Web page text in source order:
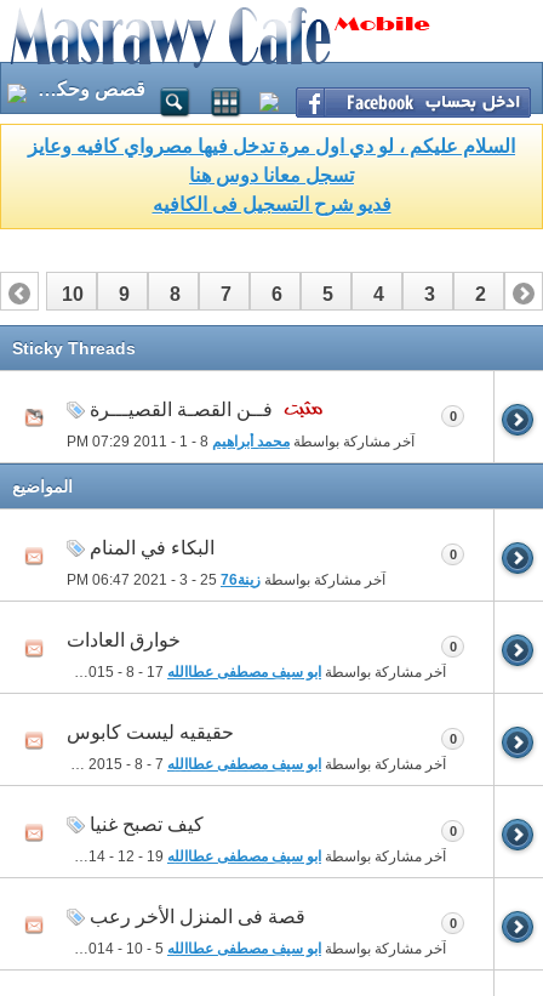
قصص وحكايات وروايات
السلام عليكم ، لو دي اول مرة تدخل فيها مصرواي كافيه وعايز
تسجل معانا دوس هنا
فديو شرح التسجيل فى الكافيه
1
2
3
4
5
6
7
8
9
10
Sticky Threads
فــن القصـة القصيـــرة
آخر مشاركة بواسطة محمد أبراهيم 07:29 PM
0
المواضيع
البكاء في المنام
آخر مشاركة بواسطة زينة76 06:47 PM
0
خوارق العادات
آخر مشاركة بواسطة ابو سيف مصطفى عطاالله
0
حقيقيه ليست كابوس
آخر مشاركة بواسطة ابو سيف مصطفى عطاالله
0
كيف تصبح غنيا
آخر مشاركة بواسطة ابو سيف مصطفى عطاالله
0
قصة فى المنزل الأخر رعب
آخر مشاركة بواسطة ابو سيف مصطفى عطاالله
0